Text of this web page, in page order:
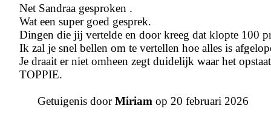
Net Sandraa gesproken .
Wat een super goed gesprek.
Dingen die jij vertelde en door kreeg dat klopte 100
Ik zal je snel bellen om te vertellen hoe alles is
Je draait er niet omheen zegt duidelijk waar het
TOPPIE.
Getuigenis doorMiriam op 20 februari 2026